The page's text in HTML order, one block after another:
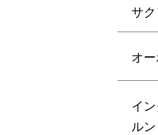
サ
オ
イ
ルン